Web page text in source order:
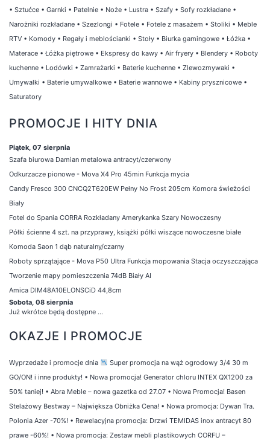
• Sztućce • Garnki • Patelnie • Noże • Lustra • Szafy • Sofy rozkładane •
Narożniki rozkładane • Szezlongi • Fotele • Fotele z masażem • Stoliki • Meble
RTV • Komody • Regały i meblościanki • Stoły • Biurka gamingowe • Łóżka •
Materace • Łóżka piętrowe • Ekspresy do kawy • Air fryery • Blendery • Roboty
kuchenne • Lodówki • Zamrażarki • Baterie kuchenne • Zlewozmywaki •
Umywalki • Baterie umywalkowe • Baterie wannowe • Kabiny prysznicowe •
Saturatory
PROMOCJE I HITY DNIA
Piątek, 07 sierpnia
Szafa biurowa Damian metalowa antracyt/czerwony
Odkurzacze pionowe - Mova X4 Pro 45min Funkcja mycia
Candy Fresco 300 CNCQ2T620EW Pełny No Frost 205cm Komora świeżości
Biały
Fotel do Spania CORRA Rozkładany Amerykanka Szary Nowoczesny
Półki ścienne 4 szt. na przyprawy, książki półki wiszące nowoczesne białe
Komoda Saon 1 dąb naturalny/czarny
Roboty sprzątające - Mova P50 Ultra Funkcja mopowania Stacja oczyszczająca
Tworzenie mapy pomieszczenia 74dB Biały AI
Amica DIM48A10ELONSCiD 44,8cm
Sobota, 08 sierpnia
Już wkrótce będą dostępne ...
OKAZJE I PROMOCJE
Wyprzedaże i promocje dnia
Super promocja na wąż ogrodowy 3/4 30 m
GO/ON! i inne produkty! • Nowa promocja! Generator chloru INTEX QX1200 za
50% taniej! • Abra Meble – nowa gazetka od 27.07 • Nowa Promocja! Basen
Stelażowy Bestway – Największa Obniżka Cena! • Nowa promocja: Dywan Tra.
Polonia Azer -70%! • Rewelacyjna promocja: Drzwi TEMIDAS inox antracyt 80
prawe -60%! • Nowa promocja: Zestaw mebli plastikowych CORFU –